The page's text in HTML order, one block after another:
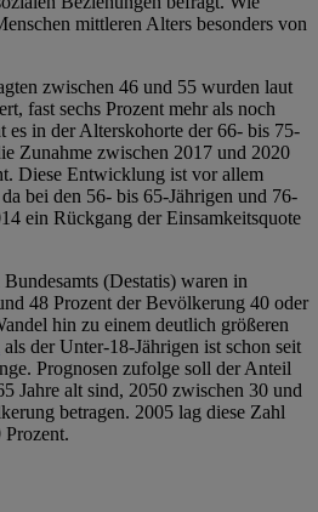
mittleren Alters besonders von
zwischen 46 und 55 wurden laut
fast sechs Prozent mehr als noch
es in der Alterskohorte der 66- bis 75-
Zunahme zwischen 2017 und 2020
Diese Entwicklung ist vor allem
bei den 56- bis 65-Jährigen und 76-
ein Rückgang der Einsamkeitsquote
(Destatis) waren in
48 Prozent der Bevölkerung 40 oder
hin zu einem deutlich größeren
als der Unter-18-Jährigen ist schon seit
Prognosen zufolge soll der Anteil
Jahre alt sind, 2050 zwischen 30 und
betragen. 2005 lag diese Zahl